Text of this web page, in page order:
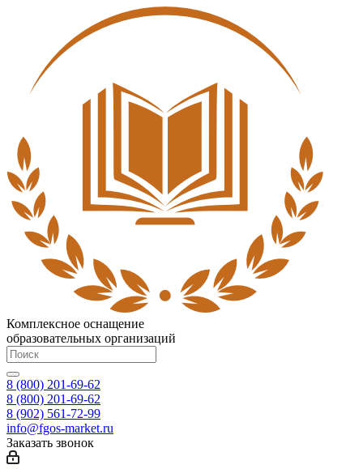
Комплексное оснащение
образовательных организаций
8 (800) 201-69-62
8 (800) 201-69-62
8 (902) 561-72-99
info@fgos-market.ru
Заказать звонок